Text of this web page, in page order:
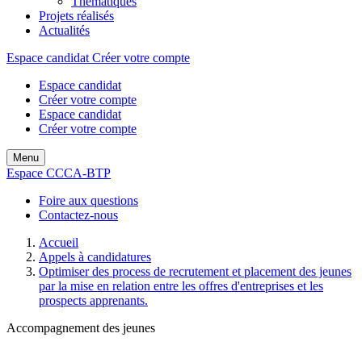
Projets réalisés
Actualités
Espace candidat Créer votre compte
Espace candidat
Créer votre compte
Espace candidat
Créer votre compte
Menu
Espace CCCA-BTP
Foire aux questions
Contactez-nous
Accueil
Appels à candidatures
Optimiser des process de recrutement et placement des jeunes
par la mise en relation entre les offres d'entreprises et les
prospects apprenants.
Accompagnement des jeunes